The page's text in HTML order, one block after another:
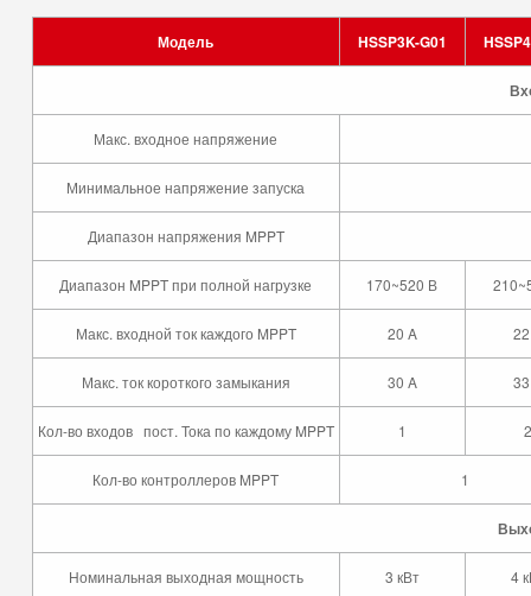
Модель HSSP3K-G01
Макс. входное напряжение
Минимальное напряжение запуска
Диапазон напряжения MPPT
Диапазон MPPT при полной нагрузке 170~520 В
Макс. входной ток каждого MPPT 20 A
Макс. ток короткого замыкания 30 A
Кол-во входов пост. Тока по каждому MPPT 1
Кол-во контроллеров MPPT 1
Номинальная выходная мощность 3 кВт 4